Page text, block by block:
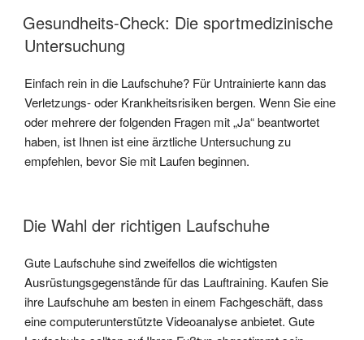
Gesundheits-Check: Die sportmedizinische
Untersuchung
Einfach rein in die Laufschuhe? Für Untrainierte kann das
Verletzungs- oder Krankheitsrisiken bergen. Wenn Sie eine
oder mehrere der folgenden Fragen mit „Ja“ beantwortet
haben, ist Ihnen ist eine ärztliche Untersuchung zu
empfehlen, bevor Sie mit Laufen beginnen.
Die Wahl der richtigen Laufschuhe
Gute Laufschuhe sind zweifellos die wichtigsten
Ausrüstungsgegenstände für das Lauftraining. Kaufen Sie
ihre Laufschuhe am besten in einem Fachgeschäft, dass
eine computerunterstützte Videoanalyse anbietet. Gute